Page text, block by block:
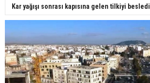
Kar yağışı sonrası kapısına gelen tilkiyi besledi